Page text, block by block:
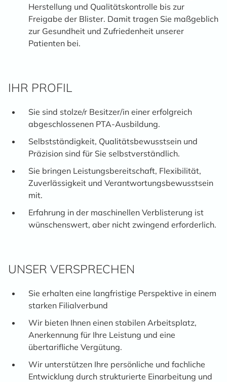
Herstellung und Qualitätskontrolle bis zur
Freigabe der Blister. Damit tragen Sie maßgeblich
zur Gesundheit und Zufriedenheit unserer
Patienten bei.
IHR PROFIL
Sie sind stolze/r Besitzer/in einer erfolgreich
abgeschlossenen PTA-Ausbildung.
Selbstständigkeit, Qualitätsbewusstsein und
Präzision sind für Sie selbstverständlich.
Sie bringen Leistungsbereitschaft, Flexibilität,
Zuverlässigkeit und Verantwortungsbewusstsein
mit.
Erfahrung in der maschinellen Verblisterung ist
wünschenswert, aber nicht zwingend erforderlich.
UNSER VERSPRECHEN
Sie erhalten eine langfristige Perspektive in einem
starken Filialverbund
Wir bieten Ihnen einen stabilen Arbeitsplatz,
Anerkennung für Ihre Leistung und eine
übertarifliche Vergütung.
Wir unterstützen Ihre persönliche und fachliche
Entwicklung durch strukturierte Einarbeitung und